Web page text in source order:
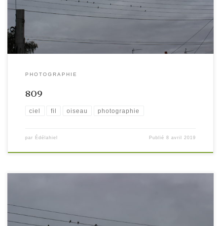
PHOTOGRAPHIE
809
ciel fil oiseau photographie
par Édélahiel Publié8 avril 2019